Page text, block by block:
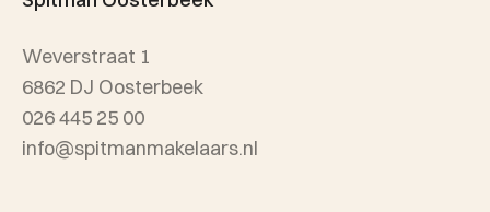
Referenties
Wijken
Weverstraat 1
6862 DJ Oosterbeek
026 445 25 00
info@spitmanmakelaars.nl